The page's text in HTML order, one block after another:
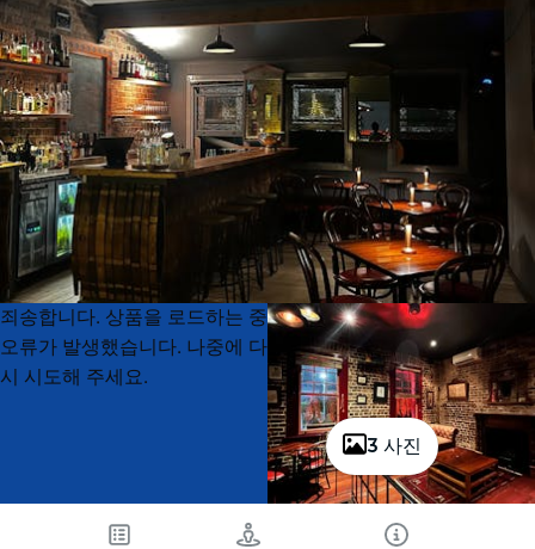
3 사진
Product
List
Product
List
죄송합니다. 상품을 로드하는 중
오류가 발생했습니다. 나중에 다
시 시도해 주세요.